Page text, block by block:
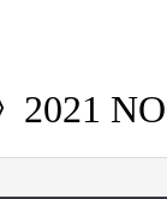
2021